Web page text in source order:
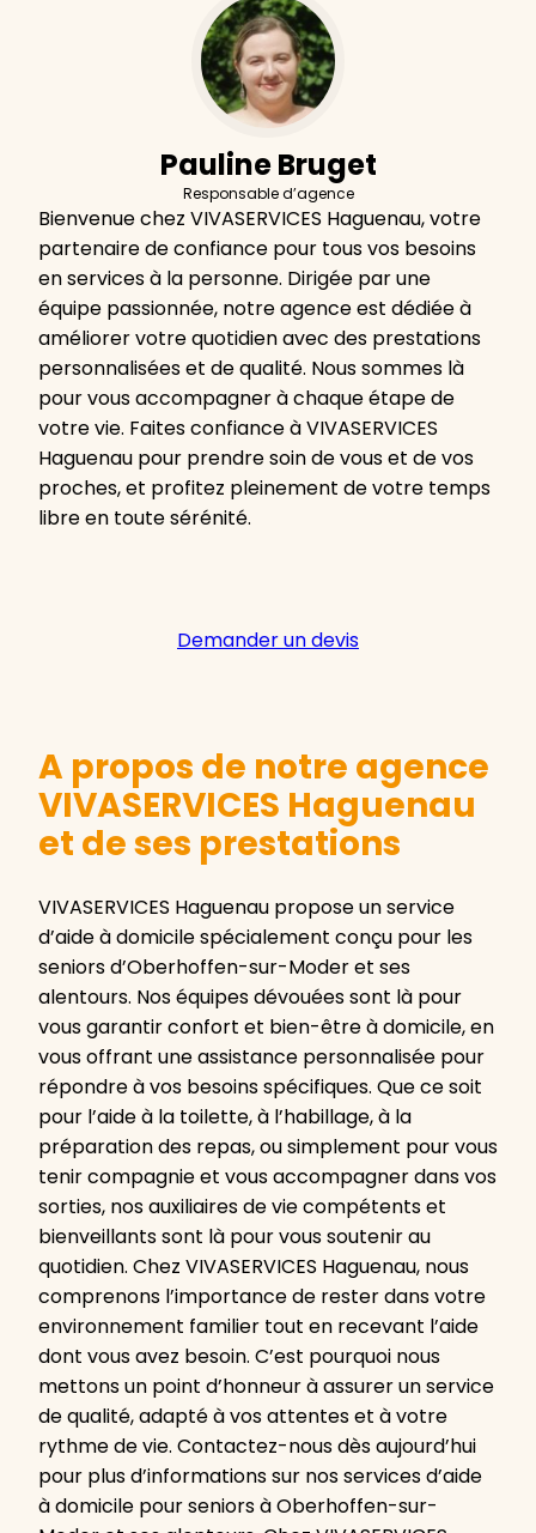
Pauline Bruget
Responsable d’agence
Bienvenue chez VIVASERVICES Haguenau, votre
partenaire de confiance pour tous vos besoins
en services à la personne. Dirigée par une
équipe passionnée, notre agence est dédiée à
améliorer votre quotidien avec des prestations
personnalisées et de qualité. Nous sommes là
pour vous accompagner à chaque étape de
votre vie. Faites confiance à VIVASERVICES
Haguenau pour prendre soin de vous et de vos
proches, et profitez pleinement de votre temps
libre en toute sérénité.
Demander un devis
A propos de notre agence
VIVASERVICES Haguenau
et de ses prestations
VIVASERVICES Haguenau propose un service
d’aide à domicile spécialement conçu pour les
seniors d’Oberhoffen-sur-Moder et ses
alentours. Nos équipes dévouées sont là pour
vous garantir confort et bien-être à domicile, en
vous offrant une assistance personnalisée pour
répondre à vos besoins spécifiques. Que ce soit
pour l’aide à la toilette, à l’habillage, à la
préparation des repas, ou simplement pour vous
tenir compagnie et vous accompagner dans vos
sorties, nos auxiliaires de vie compétents et
bienveillants sont là pour vous soutenir au
quotidien. Chez VIVASERVICES Haguenau, nous
comprenons l’importance de rester dans votre
environnement familier tout en recevant l’aide
dont vous avez besoin. C’est pourquoi nous
mettons un point d’honneur à assurer un service
de qualité, adapté à vos attentes et à votre
rythme de vie. Contactez-nous dès aujourd’hui
pour plus d’informations sur nos services d’aide
à domicile pour seniors à Oberhoffen-sur-